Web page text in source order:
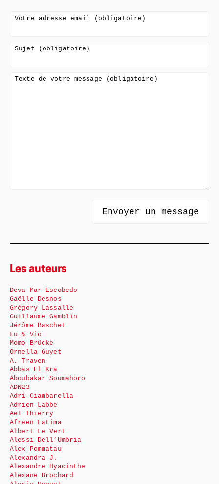
Votre adresse email (obligatoire)
Sujet (obligatoire)
Texte de votre message (obligatoire)
Les auteurs
Deva Mar Escobedo
Gaëlle Desnos
Grégory Lassalle
Guillaume Gamblin
Jérôme Baschet
Lu & Vio
Momo Brücke
Ornella Guyet
A. Traven
Abbas El Kra
Aboubakar Soumahoro
ADN23
Adri Ciambarella
Adrien Labbe
Aël Thierry
Afreen Fatima
Albert Le Vert
Alessi Dell’Umbria
Alex Pommatau
Alexandra J.
Alexandre Hyacinthe
Alexane Brochard